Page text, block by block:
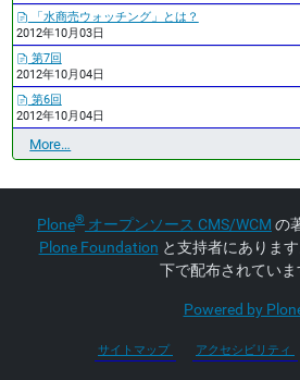
「水商売ウォッチング」とは？
2012年10月03日
第7回
2012年10月04日
第6回
2012年10月04日
最
近
新
More…
Plone® オープンソース CMS/WCM の
Plone Foundation と支持者にあります
下で配布されていま
Powered by
サイトマップ アクセシビリティ